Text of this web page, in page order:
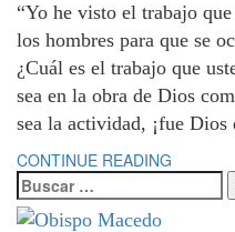
“Yo he visto el trabajo
los hombres para que se
¿Cuál es el trabajo que
sea en la obra de Dios
sea la actividad, ¡fue
CONTINUE READING
Buscar: